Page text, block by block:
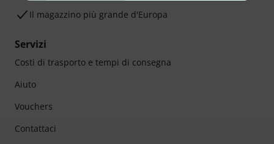
Il magazzino più grande d'Europa
Servizi
Costi di trasporto e tempi di consegna
Aiuto
Vouchers
Contattaci